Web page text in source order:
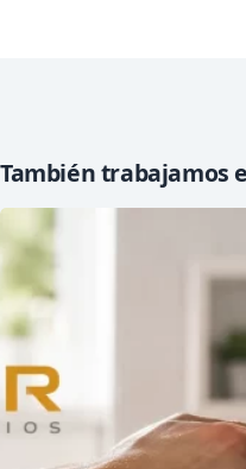
También trabajamos